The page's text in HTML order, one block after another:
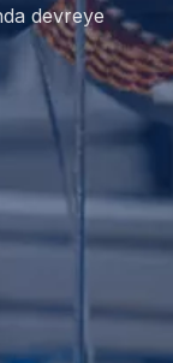
devreye